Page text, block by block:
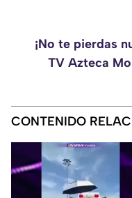
¡No te pierdas
TV Azteca
CONTENIDO